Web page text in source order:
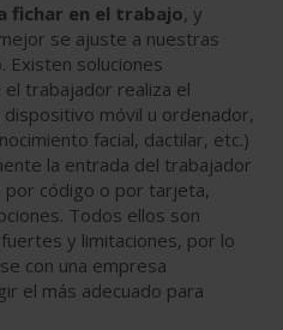
fichar en el trabajo, y
se ajuste a nuestras
Existen soluciones
trabajador realiza el
móvil u ordenador,
facial, dactilar, etc.)
la entrada del trabajador
por código o por tarjeta,
Todos ellos son
y limitaciones, por lo
con una empresa
el más adecuado para